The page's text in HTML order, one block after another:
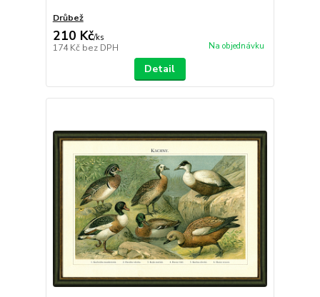
Drůbež
210 Kč/ks
174 Kč bez DPH Na objednávku
Detail